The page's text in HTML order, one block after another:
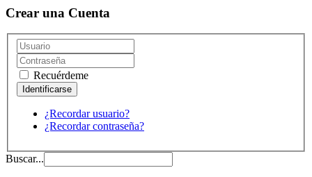
Crear una Cuenta
Recuérdeme
¿Recordar usuario?
¿Recordar contraseña?
Buscar...